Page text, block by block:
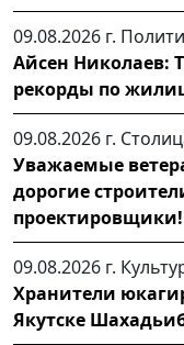
09.08.2026 г.
Айсен Николаев:
рекорды по
09.08.2026 г.
Уважаемые
дорогие
проектировщики!
09.08.2026 г.
Хранители
Якутске